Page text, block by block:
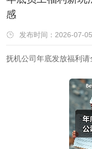
感
发布时间：2026-07-
抚机公司年底发放福利